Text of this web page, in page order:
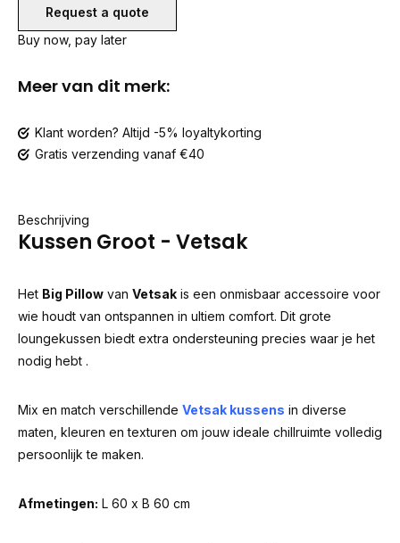
Request a quote
Buy now, pay later
Meer van dit merk:
Klant worden? Altijd -5% loyaltykorting
Gratis verzending vanaf €40
Beschrijving
Kussen Groot - Vetsak
Het Big Pillow van Vetsak is een onmisbaar accessoire voor
wie houdt van ontspannen in ultiem comfort. Dit grote
loungekussen biedt extra ondersteuning precies waar je het
nodig hebt .
Mix en match verschillende Vetsak kussens in diverse
maten, kleuren en texturen om jouw ideale chillruimte volledig
persoonlijk te maken.
Afmetingen: L 60 x B 60 cm